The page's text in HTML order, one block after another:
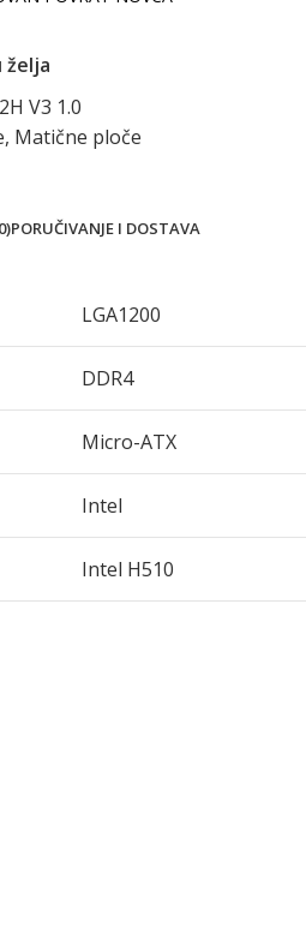
želja
V3 1.0
, Matične ploče
PORUČIVANJE I DOSTAVA
LGA1200
DDR4
Micro-ATX
Intel
Intel H510